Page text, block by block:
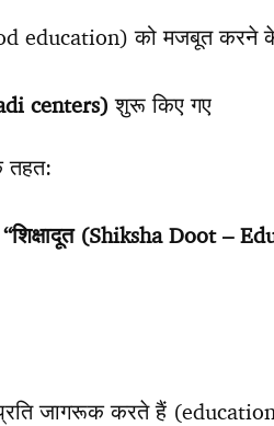
education) को मजबूत करने
centers) शुरू किए गए
तहत:
“शिक्षादूत (Shiksha Doot –
प्रति जागरूक करते हैं